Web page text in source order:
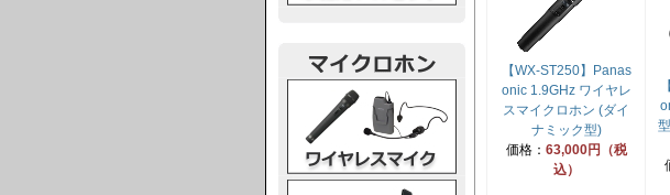
【WX-ST250】Panas
onic 1.9GHz ワイヤレ
スマイクロホン (ダイ
ナミック型)
価格： 63,000円（税
込）